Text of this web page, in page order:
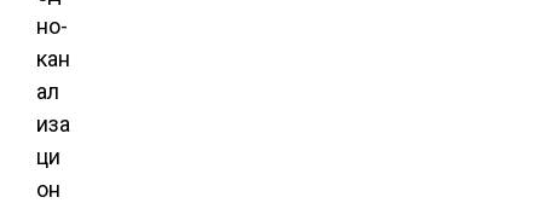
но-
кан
ал
иза
ци
он